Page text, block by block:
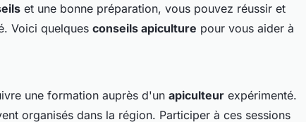
et une bonne préparation, vous pouvez réussir et
Voici quelques conseils apiculture pour vous aider à
une formation auprès d'un apiculteur expérimenté.
organisés dans la région. Participer à ces sessions